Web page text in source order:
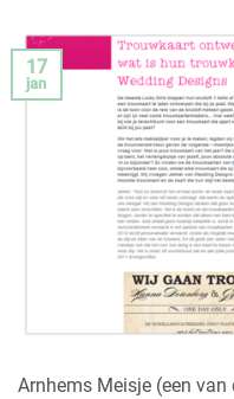
17
jan
Arnhems Meisje (een van